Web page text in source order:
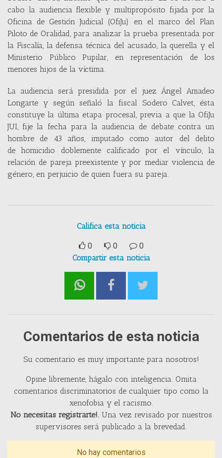
cabo la audiencia flexible y multipropósito fijada por la
Oficina de Gestión Judicial (OfiJu) en el marco del Plan
Piloto de Oralidad, para analizar la prueba presentada por
la Fiscalía, la defensa técnica del acusado, la querella y el
Ministerio Público Pupilar, en representación de los
menores hijos de la víctima.
La audiencia será presidida por el juez Ángel Amadeo
Longarte y según señaló la fiscal Sodero Calvet, ésta
constituye la última etapa procesal, previa a que la OfiJu
JUI, fije la fecha para la audiencia de debate contra un
hombre de 43 años, imputado como autor del delito
de homicidio doblemente calificado por el vínculo, la
relación de pareja preexistente y por mediar violencia de
género, en perjuicio de quien fuera su pareja.
Califica esta noticia
0 0
0
Compartir esta noticia
Comentarios de esta noticia
Su comentario es muy importante para nosotros!
Opine libremente, hágalo con inteligencia. Omita
comentarios discriminatorios de cualquier tipo como la
xenofobia y el racismo.
No necesitas registrarte!.Una vez revisado por nuestros
supervisores será publicado a la brevedad.
No hay comentarios